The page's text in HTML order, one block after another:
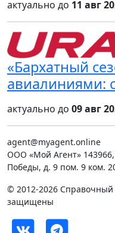
актуально до 11 авг
«Бархатный
авиалиниями:
актуально до 09 авг
agent@myagent.online
ООО «Мой Агент» 143966,
Победы, д. 9 пом. 9 ком.
© 2012-2026
защищены